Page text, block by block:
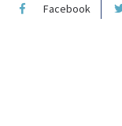
Facebook